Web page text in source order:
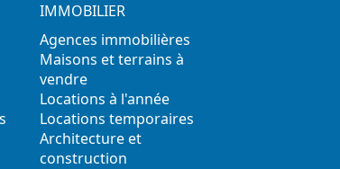
IMMOBILIER
Agences immobilières
Maisons et terrains à
vendre
Locations à l'année
Locations temporaires
Architecture et
construction